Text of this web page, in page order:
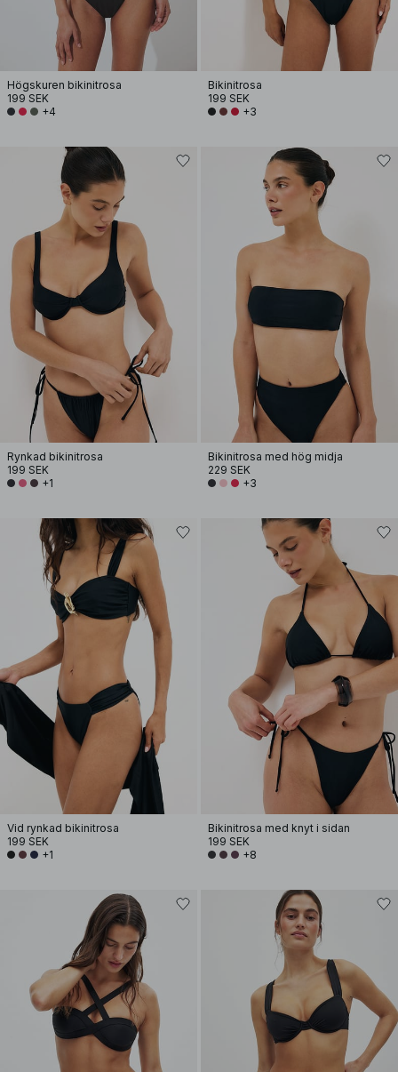
Högskuren bikinitrosa
199 SEK
+4
Bikinitrosa
199 SEK
+3
Rynkad bikinitrosa
199 SEK
+1
Bikinitrosa med hög midja
229 SEK
+3
Vid rynkad bikinitrosa
199 SEK
+1
Bikinitrosa med knyt i sidan
199 SEK
+8